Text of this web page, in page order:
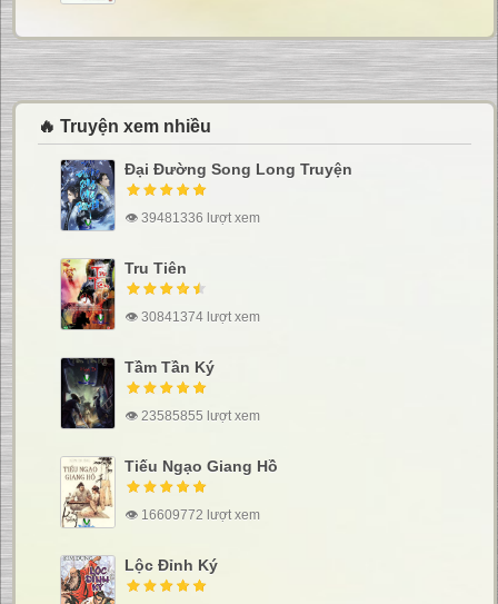
🔥 Truyện xem nhiều
Đại Đường Song Long Truyện
👁 39481336 lượt xem
Tru Tiên
👁 30841374 lượt xem
Tầm Tần Ký
👁 23585855 lượt xem
Tiếu Ngạo Giang Hồ
👁 16609772 lượt xem
Lộc Đỉnh Ký